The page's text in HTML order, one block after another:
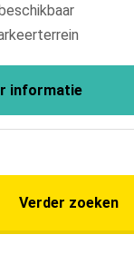
informatie
Verder zoeken